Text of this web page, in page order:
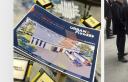
décline
son
concept
Urban
Flow
au